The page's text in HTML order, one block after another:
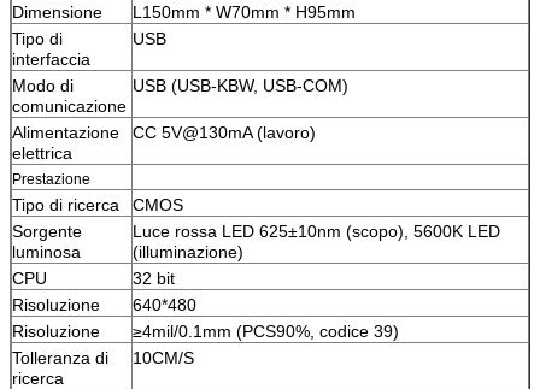
Dimensione
L150mm * W70mm * H95mm
Tipo di
interfaccia
USB
Modo di
comunicazione
USB (USB-KBW, USB-COM)
Alimentazione
elettrica
CC 5V@130mA (lavoro)
Prestazione
Tipo di ricerca
CMOS
Sorgente
luminosa
Luce rossa LED 625±10nm (scopo), 5600K LED
(illuminazione)
CPU
32 bit
Risoluzione
640*480
Risoluzione
≥4mil/0.1mm (PCS90%, codice 39)
Tolleranza di
ricerca
10CM/S